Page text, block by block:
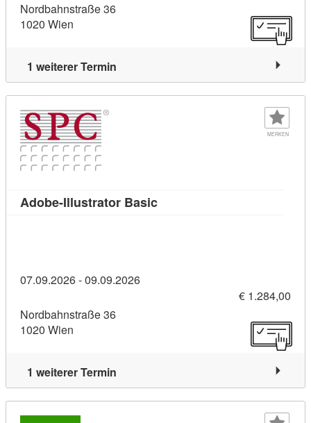
Nordbahnstraße 36
1020 Wien
1 weiterer Termin
MERKEN
Adobe-Illustrator BasicKursdetail: Adobe-Illustrator
07.09.2026 - 09.09.2026
€ 1.284,00
Nordbahnstraße 36
1020 Wien
1 weiterer Termin